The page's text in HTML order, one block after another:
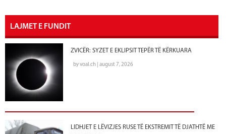
LAJMET E FUNDIT
ZVICËR: SYZET E EKLIPSIT TEPËR TË KËRKUARA
by voal.ch | august 7, 2026
LIDHJET E LËVIZJES RUSE TË EKSTREMIT TË DJATHTË ME